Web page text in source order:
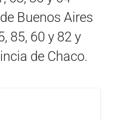
Buenos Aires
85, 60 y 82 y
de Chaco.